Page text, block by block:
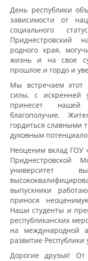
День республики
зависимости от
социального
Приднестровский
родного края,
жизнь и на свое
прошлое и гордо и
Мы встречаем этот
силы, с искренней
принесет нашей
благополучие.
гордиться славными
духовным
Неоценим вклад ГОУ
Приднестровской
университет
выпускники
принося
Наши студенты и
республиканских
на международной
развитие
Дорогие друзья!